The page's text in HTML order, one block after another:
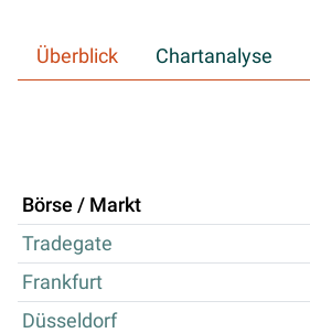
Überblick Chartanalyse
Börse / Markt
Tradegate
Frankfurt
Düsseldorf